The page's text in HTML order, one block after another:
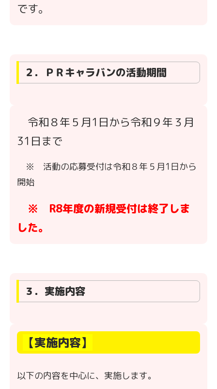
です。
２．ＰＲキャラバンの活動期間
令和８年５月1日から令和９年３月
31日まで
※ 活動の応募受付は令和８年５月1日から
開始
※ R8年度の新規受付は終了しま
した。
３．実施内容
【実施内容】
以下の内容を中心に、実施します。